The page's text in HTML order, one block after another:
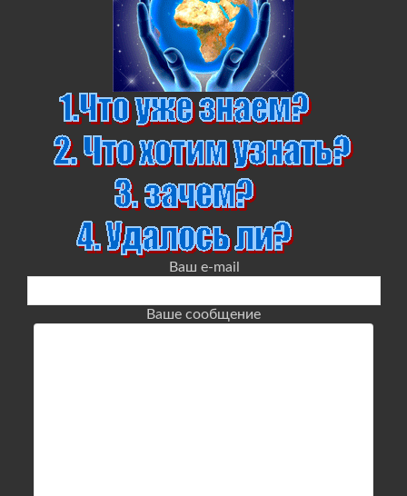
Ваш e-mail
Ваше сообщение